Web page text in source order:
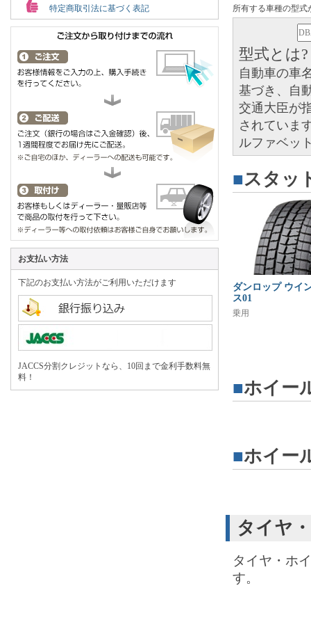
特定商取引法に基づく表記
お支払い方法
下記のお支払い方法がご利用いただけます
JACCS分割クレジットなら、10回まで金利手数料無
料！
所有する車種の型
型式とは?
自動車の車
基づき、自
交通大臣が
されていま
ルファベッ
■スタッ
ダンロップ ウイ
ス01
乗用
■ホイー
■ホイー
タイヤ
タイヤ・ホ
す。